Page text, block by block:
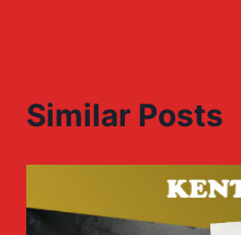
Similar Posts